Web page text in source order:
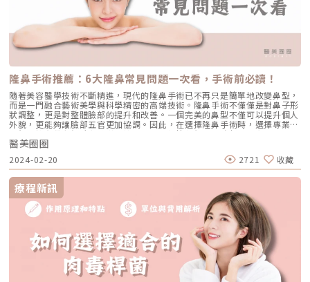
隆鼻手術推薦：6大隆鼻常見問題一次看，手術前必讀！
隨著美容醫學技術不斷精進，現代的隆鼻手術已不再只是簡單地改變鼻型，
而是一門融合藝術美學與科學精密的高端技術。隆鼻手術不僅僅是對鼻子形
狀調整，更是對整體臉部的提升和改善。一個完美的鼻型不僅可以提升個人
外貌，更能夠讓臉部五官更加協調。因此，在選擇隆鼻手術時，選擇專業的
醫師並擁有豐富經驗和精湛的技術，能夠根據每個人的臉部結構和需求，量
身定制最適合的手術方案。然而，市面上隆鼻手術這麼多，隆鼻推薦的手術
方式有哪些？隆鼻手術與微整的不同之處又是什麼？隆鼻有哪些常見問題？
就讓小編逐一解答。隆鼻手術與微整隆鼻的不同？挺拔的鼻型能夠使整體臉
部視覺聚焦在中心，使臉部輪廓更加立體。然而，需要留意的是，鼻子並非
越高越好，而是需要注重與其他五官的協調感以及整體臉型的和諧度。在鼻
部整形方面，通常有2種方式可供選擇： 療程名稱 隆鼻手術 微整型隆鼻 重
點 利用植入自體軟骨或異體材質，雕塑鼻型 填充物注射進行鼻部塑形 優勢
客製化調整山根高度和鼻翼寬度改變鼻形 能對鼻頭和鼻翼塑形 近無傷口 恢
復期短 費用親民 隆鼻手術方式該如何選擇？各項優劣勢選擇適合的隆鼻材
質是一項重要的決定，需要與醫師詳盡的討論。包括制定隆鼻手術的方式，
以及對不同材質的優缺點進行深入了解。 材質 矽膠 Gore-Tex 卡麥拉 玻尿
度會些微降低 不易位移 量太多可能會擴散 不位移 自然度 低 高 高 高 最高
醫美圈圈
2024-02-20 2721 收藏
療程新訊